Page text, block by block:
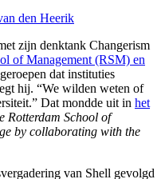
den Heerik
zijn denktank Changerism
of Management (RSM) en
dat instituties
hij. “We wilden weten of
Dat mondde uit in het
Rotterdam School of
by collaborating with the
van Shell gevolgd